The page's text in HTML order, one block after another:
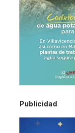
Publicidad